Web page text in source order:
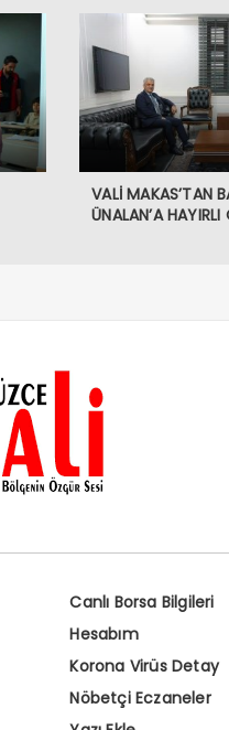
VALİ MAKAS’TAN
ÜNALAN’A
Canlı Borsa Bilgileri
Hesabım
Korona Virüs Detay
Nöbetçi Eczaneler